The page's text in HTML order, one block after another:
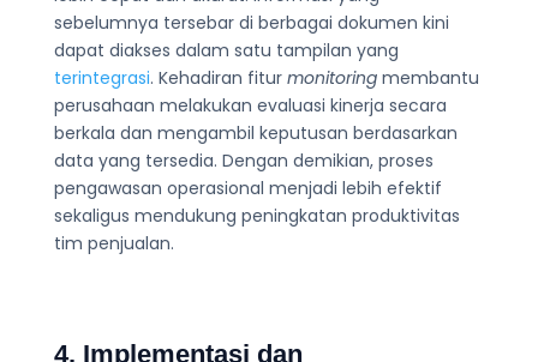
sebelumnya tersebar di berbagai dokumen kini
dapat diakses dalam satu tampilan yang
terintegrasi. Kehadiran fitur monitoringmembantu
perusahaan melakukan evaluasi kinerja secara
berkala dan mengambil keputusan berdasarkan
data yang tersedia. Dengan demikian, proses
pengawasan operasional menjadi lebih efektif
sekaligus mendukung peningkatan produktivitas
tim penjualan.
4. Implementasi dan